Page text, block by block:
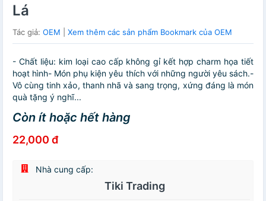
Lá
Tác giả: OEM Xem thêm các sản phẩm Bookmark của OEM
- Chất liệu: kim loại cao cấp không gỉ kết hợp charm họa tiết
hoạt hình- Món phụ kiện yêu thích với những người yêu sách.-
Vô cùng tinh xảo, thanh nhã và sang trọng, xứng đáng là món
quà tặng ý nghĩ...
Còn ít hoặc hết hàng
22,000 đ
Nhà cung cấp:
Tiki Trading